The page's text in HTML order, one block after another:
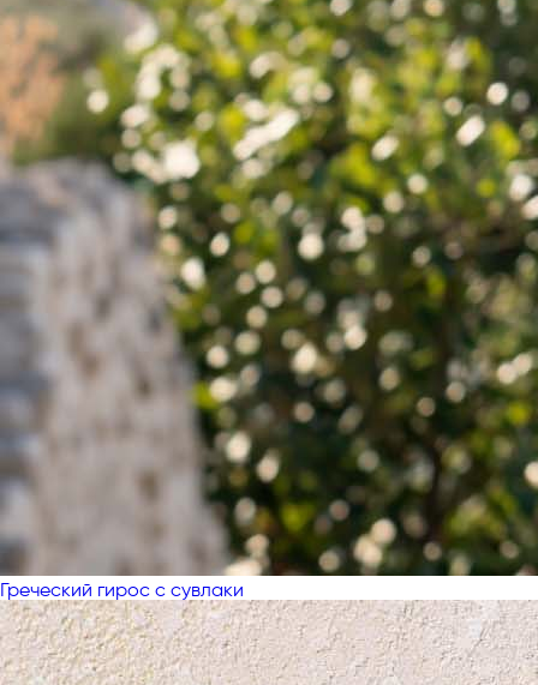
Греческий гирос с сувлаки